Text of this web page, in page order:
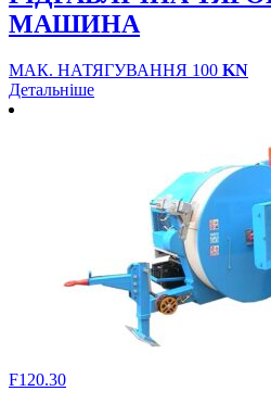
МАШИНА
МАК. НАТЯГУВАННЯ 100 KN
Детальніше
F120.30